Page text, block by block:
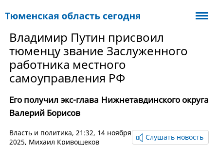
Владимир Путин присвоил
тюменцу звание Заслуженного
работника местного
самоуправления РФ
Его получил экс-глава Нижнетавдинского округа
Валерий Борисов
Власть и политика, 21:32, 14 ноября
2025, Михаил Кривощеков
Слушать новость